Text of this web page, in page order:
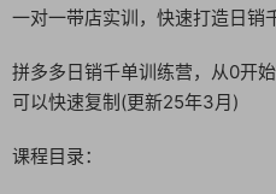
一对一带店实训，快速打造日销
拼多多日销千单训练营，从0开
可以快速复制(更新25年3月)
课程目录：